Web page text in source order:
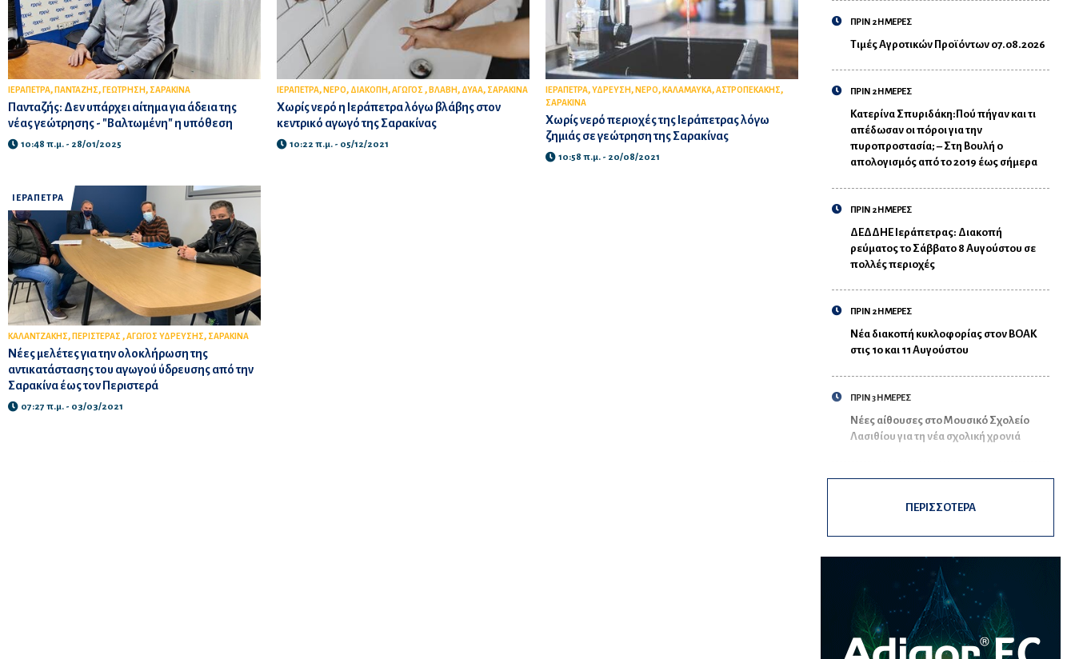
ΙΕΡΑΠΕΤΡΑ, ΠΑΝΤΑΖΗΣ, ΓΕΩΤΡΗΣΗ, ΣΑΡΑΚΙΝΑ
Πανταζής: Δεν υπάρχει αίτημα για άδεια της
νέας γεώτρησης - "Βαλτωμένη" η υπόθεση
10:48 π.μ. - 28/01/2025
ΙΕΡΑΠΕΤΡΑ, ΝΕΡΟ, ΔΙΑΚΟΠΗ,ΑΓΩΓΟΣ , ΒΛΑΒΗ, ΔΥΑΑ, ΣΑΡΑΚΙΝΑ
Χωρίς νερό η Ιεράπετρα λόγω βλάβης στον
κεντρικό αγωγό της Σαρακίνας
10:22 π.μ. - 05/12/2021
ΙΕΡΑΠΕΤΡΑ,ΥΔΡΕΥΣΗ, ΝΕΡΟ, ΚΑΛΑΜΑΥΚΑ,ΑΣΤΡΟΠΕΚΑΚΗΣ,
ΣΑΡΑΚΙΝΑ
Χωρίς νερό περιοχές της Ιεράπετρας λόγω
ζημιάς σε γεώτρηση της Σαρακίνας
10:58 π.μ. - 20/08/2021
ΙΕΡΑΠΕΤΡΑ
ΚΑΛΑΝΤΖΑΚΗΣ, ΠΕΡΙΣΤΕΡΑΣ ,ΑΓΩΓΟΣ ΥΔΡΕΥΣΗΣ, ΣΑΡΑΚΙΝΑ
Νέες μελέτες για την ολοκλήρωση της
αντικατάστασης του αγωγού ύδρευσης από την
Σαρακίνα έως τον Περιστερά
07:27 π.μ. - 03/03/2021
ΠΡΙΝ 2 ΗΜΕΡΕΣ
Τιμές Αγροτικών Προϊόντων 07.08.2026
ΠΡΙΝ 2 ΗΜΕΡΕΣ
Κατερίνα Σπυριδάκη:Πού πήγαν και τι
απέδωσαν οι πόροι για την
πυροπροστασία; – Στη Βουλή ο
απολογισμός από το 2019 έως σήμερα
ΠΡΙΝ 2 ΗΜΕΡΕΣ
ΔΕΔΔΗΕ Ιεράπετρας: Διακοπή
ρεύματος το Σάββατο 8 Αυγούστου σε
πολλές περιοχές
ΠΡΙΝ 2 ΗΜΕΡΕΣ
Νέα διακοπή κυκλοφορίας στον ΒΟΑΚ
στις 10 και 11 Αυγούστου
ΠΡΙΝ 3 ΗΜΕΡΕΣ
Νέες αίθουσες στο Μουσικό Σχολείο
Λασιθίου για τη νέα σχολική χρονιά
ΠΕΡΙΣΣΟΤΕΡΑ